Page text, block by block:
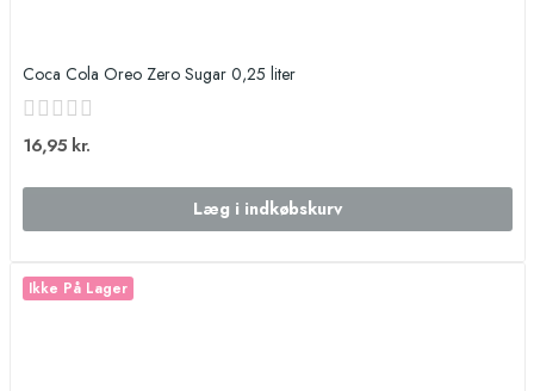
Coca Cola Oreo Zero Sugar 0,25 liter
16,95 kr.
Læg i indkøbskurv
Ikke På Lager